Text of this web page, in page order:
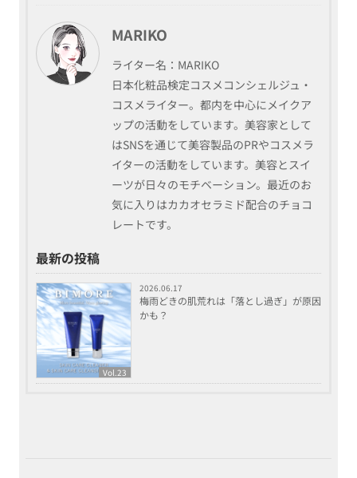
MARIKO
ライター名：MARIKO
日本化粧品検定コスメコンシェルジュ・
コスメライター。都内を中心にメイクア
ップの活動をしています。美容家として
はSNSを通じて美容製品のPRやコスメラ
イターの活動をしています。美容とスイ
ーツが日々のモチベーション。最近のお
気に入りはカカオセラミド配合のチョコ
レートです。
最新の投稿
Vol.23
2026.06.17
梅雨どきの肌荒れは「落とし過ぎ」が原因
かも？